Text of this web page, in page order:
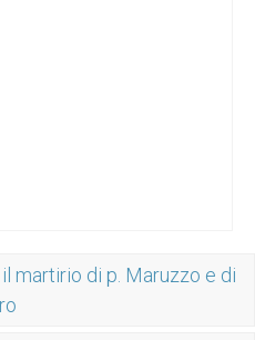
martirio di p. Maruzzo e di